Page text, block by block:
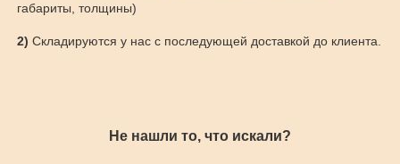
габариты, толщины)
2) Складируются у нас с последующей доставкой до клиента.
Не нашли то, что искали?